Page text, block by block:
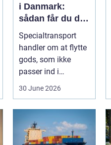
i Danmark:
sådan får du dit
gods sikkert
frem
Specialtransport
handler om at flytte
gods, som ikke
passer ind i
godstransp...
30 June 2026